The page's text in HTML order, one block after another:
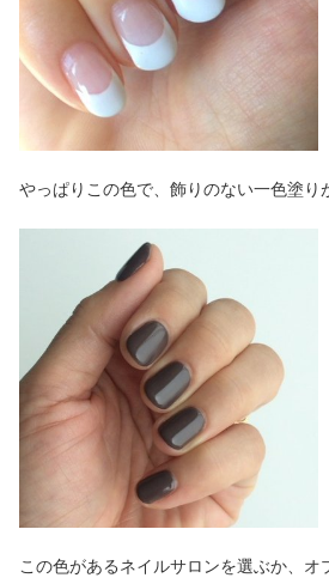
やっぱりこの色で、飾りのない一色塗り
この色があるネイルサロンを選ぶか、オ